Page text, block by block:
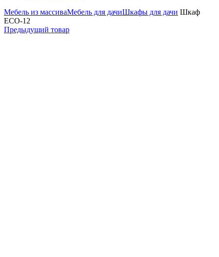
Мебель из массиваМебель для дачиШкафы для дачи Шкаф
ECO-12
Предыдущий товар